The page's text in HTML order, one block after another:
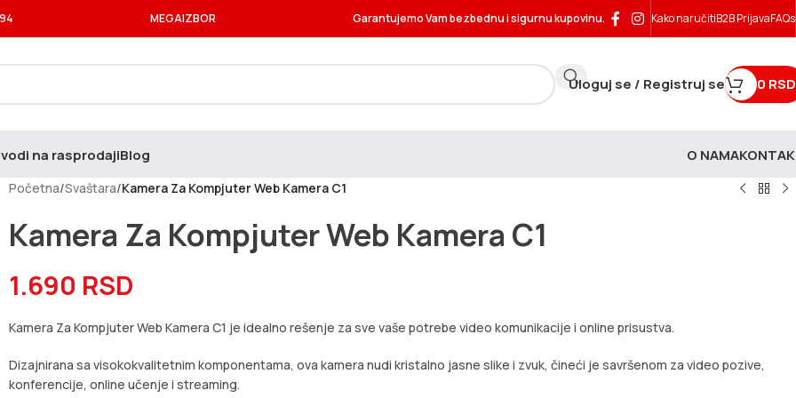
MEGAIZBOR Garantujemo Vam bezbednu i sigurnu kupovinu. Kako naručitiB2B PrijavaFAQs
Uloguj se / Registruj se 0 RSD
na rasprodajiBlog O NAMA
Početna/Svaštara/Kamera Za Kompjuter Web Kamera C1
Kamera Za Kompjuter Web Kamera C1
1.690 RSD
Kamera Za Kompjuter Web Kamera C1 je idealno rešenje za sve vaše potrebe video komunikacije i online prisustva.
Dizajnirana sa visokokvalitetnim komponentama, ova kamera nudi kristalno jasne slike i zvuk, čineći je savršenom za video pozive,
konferencije, online učenje i streaming.